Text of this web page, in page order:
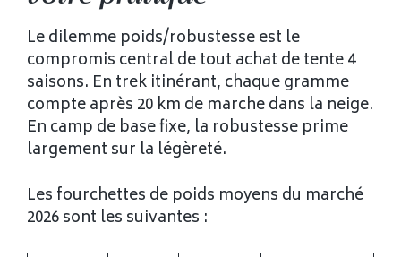
Le dilemme poids/robustesse est le
compromis central de tout achat de tente 4
saisons. En trek itinérant, chaque gramme
compte après 20 km de marche dans la neige.
En camp de base fixe, la robustesse prime
largement sur la légèreté.
Les fourchettes de poids moyens du marché
2026 sont les suivantes :